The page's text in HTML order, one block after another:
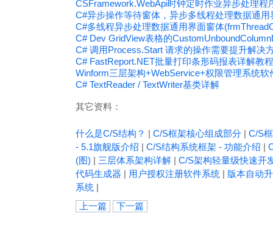
CSFramework.WebApi时钟定时作业异步处理程
C#异步操作等待窗体，异步多线程处理数据通
C#多线程异步处理数据通用界面窗体
C# Dev GridView表格的
C# 调用Process.Start 请求的操作需要提升解决
C# FastReport.NET批量打印条形码报表详解教程
Winform三层架构+WebService+权限管理系统
C# TextReader / TextWriter基类详解
其它资料：
什么是C/S结构？ | C/S框架核心组成部分 | C/S
- 5.1旗舰版介绍 | C/S结构系统框架 - 功能介绍 |
(图) | 三层体系架构详解 | C/S架构轻量级快速开
代码生成器 | 用户授权注册软件系统 | 版本自动
系统 |
上一篇
下一篇